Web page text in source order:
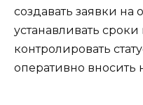
создавать заявки на
устанавливать
контролировать
оперативно